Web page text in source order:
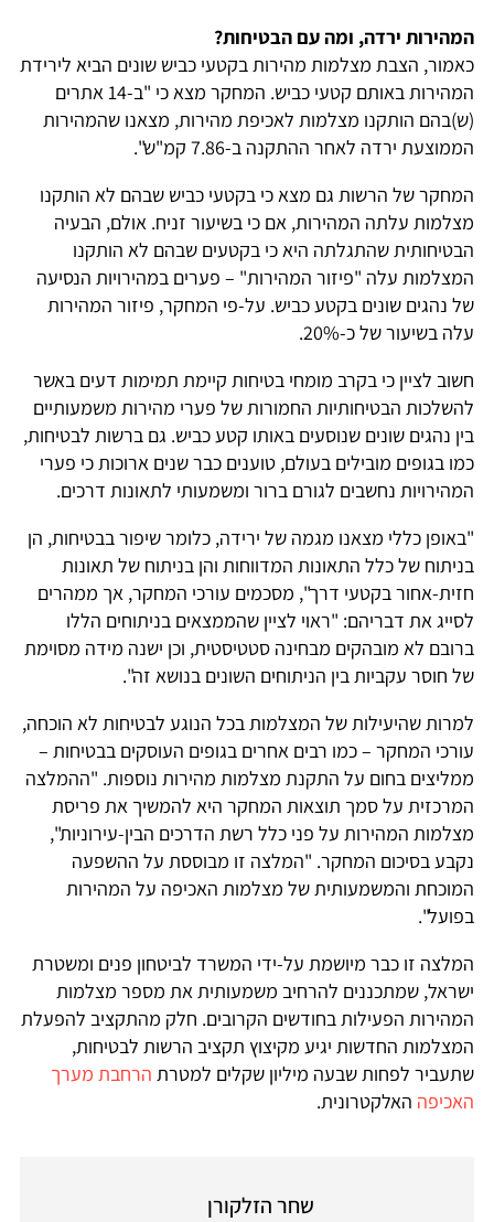
המהירות ירדה, ומה עם הבטיחות?
כאמור, הצבת מצלמות מהירות בקטעי כביש שונים הביא לירידת
המהירות באותם קטעי כביש. המחקר מצא כי "ב-14 אתרים
(ש)בהם הותקנו מצלמות לאכיפת מהירות, מצאנו שהמהירות
הממוצעת ירדה לאחר ההתקנה ב-7.86 קמ"ש".
המחקר של הרשות גם מצא כי בקטעי כביש שבהם לא הותקנו
מצלמות עלתה המהירות, אם כי בשיעור זניח. אולם, הבעיה
הבטיחותית שהתגלתה היא כי בקטעים שבהם לא הותקנו
המצלמות עלה "פיזור המהירות" – פערים במהירויות הנסיעה
של נהגים שונים בקטע כביש. על-פי המחקר, פיזור המהירות
עלה בשיעור של כ-20%.
חשוב לציין כי בקרב מומחי בטיחות קיימת תמימות דעים באשר
להשלכות הבטיחותיות החמורות של פערי מהירות משמעותיים
בין נהגים שונים שנוסעים באותו קטע כביש. גם ברשות לבטיחות,
כמו בגופים מובילים בעולם, טוענים כבר שנים ארוכות כי פערי
המהירויות נחשבים לגורם ברור ומשמעותי לתאונות דרכים.
"באופן כללי מצאנו מגמה של ירידה, כלומר שיפור בבטיחות, הן
בניתוח של כלל התאונות המדווחות והן בניתוח של תאונות
חזית-אחור בקטעי דרך", מסכמים עורכי המחקר, אך ממהרים
לסייג את דבריהם: "ראוי לציין שהממצאים בניתוחים הללו
ברובם לא מובהקים מבחינה סטטיסטית, וכן ישנה מידה מסוימת
של חוסר עקביות בין הניתוחים השונים בנושא זה".
למרות שהיעילות של המצלמות בכל הנוגע לבטיחות לא הוכחה,
עורכי המחקר – כמו רבים אחרים בגופים העוסקים בבטיחות –
ממליצים בחום על התקנת מצלמות מהירות נוספות. "ההמלצה
המרכזית על סמך תוצאות המחקר היא להמשיך את פריסת
מצלמות המהירות על פני כלל רשת הדרכים הבין-עירוניות",
נקבע בסיכום המחקר. "המלצה זו מבוססת על ההשפעה
המוכחת והמשמעותית של מצלמות האכיפה על המהירות
בפועל".
המלצה זו כבר מיושמת על-ידי המשרד לביטחון פנים ומשטרת
ישראל, שמתכננים להרחיב משמעותית את מספר מצלמות
המהירות הפעילות בחודשים הקרובים. חלק מהתקציב להפעלת
המצלמות החדשות יגיע מקיצוץ תקציב הרשות לבטיחות,
שתעביר לפחות שבעה מיליון שקלים למטרת הרחבת מערך
האכיפה האלקטרונית.
שחר הזלקורן